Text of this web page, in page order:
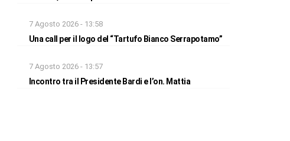
7 Agosto 2026 - 13:58
Una call per il logo del “Tartufo Bianco Serrapotamo”
7 Agosto 2026 - 13:57
Incontro tra il Presidente Bardi e l’on. Mattia